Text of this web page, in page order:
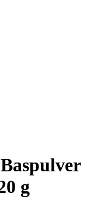
Baspulver
g